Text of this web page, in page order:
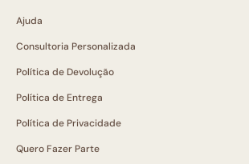
Ajuda
Consultoria Personalizada
Política de Devolução
Política de Entrega
Política de Privacidade
Quero Fazer Parte